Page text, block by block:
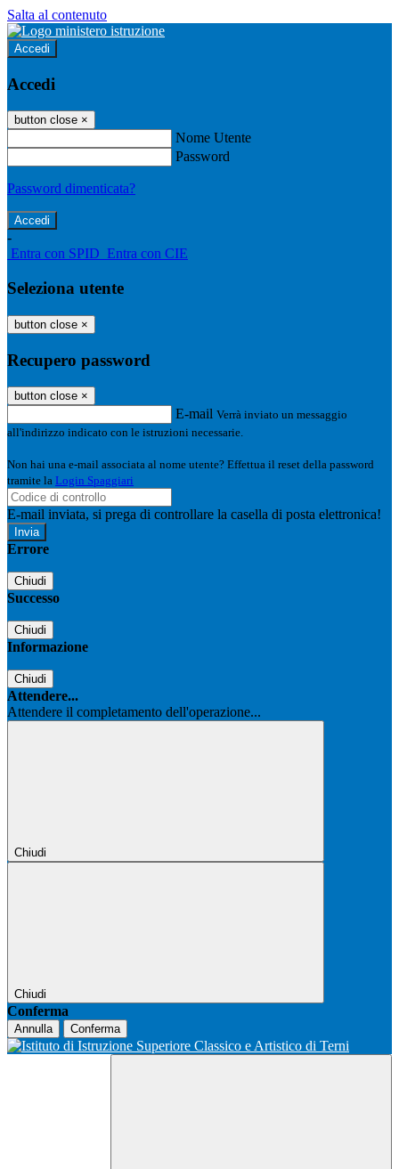
Salta al contenuto
Accedi
Accedi
button close ×
Nome Utente
Password
Password dimenticata?
-
Entra con SPID Entra con CIE
Seleziona utente
button close ×
Recupero password
button close ×
E-mail Verrà inviato un messaggio
all'indirizzo indicato con le istruzioni necessarie.
Non hai una e-mail associata al nome utente? Effettua il reset della password
tramite la Login Spaggiari
E-mail inviata, si prega di controllare la casella di posta elettronica!
Errore
Chiudi
Successo
Chiudi
Informazione
Chiudi
Attendere...
Attendere il completamento dell'operazione...
Chiudi
Chiudi
Conferma
Annulla Conferma